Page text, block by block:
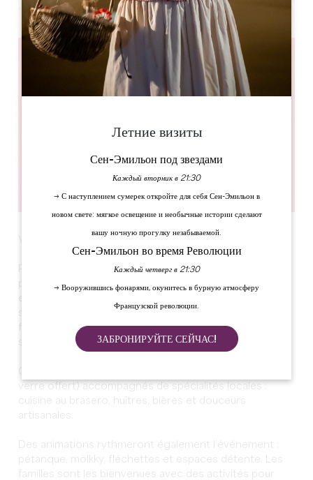
Pour sa 2e édition, les Vendanges Nocturnes
proposent deux jours de festival au cœur des vignes,
entre musique, vin et convivialité. Au programme : DJ
funk et musiques du monde, avec notamment Guts et
son show “Guts Plays Guts”.
Côté dégustation, profitez des vins du domaine (un
verre offert) accompagnés de spécialités locales :
cuisine au brasero, huîtres, bières et douceurs
artisanales.
Des animations rythmeront également l’événement :
pétanque, mölkky, fléchettes et espaces détente. Les
familles sont les bienvenues avec des activités pour
Летние визиты
Сен-Эмильон под звездами
Каждый вторник в 21:30
→ С наступлением сумерек откройте для себя Сен-Эмильон в
новом свете: мягкое освещение и необычные истории сделают
вашу ночную прогулку незабываемой.
Сен-Эмильон во время Революции
Каждый четверг в 21:30
→ Вооружившись фонарями, окунитесь в бурную атмосферу
Французской революции.
ЗАБРОНИРУЙТЕ СЕЙЧАС!